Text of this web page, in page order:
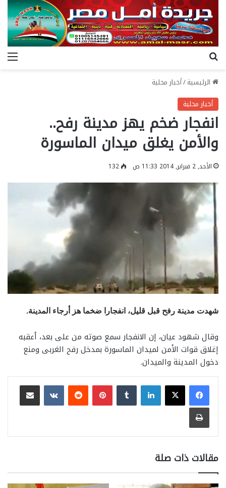
الرئيسية/أخبار محلية
أخبار محلية
انفجار ضخم يهز مدينة رفح..
والأمن يغلق ميدان الماسورة
الأحد, 2 فبراير, 2014 11:33 ص 132
شهدت مدينة رفح قبل قليل، انفجارا ضخما هز أرجاء المدينة.
وقال شهود عيان، إن الانفجار سمع صوته من على بعد، أعقبه
إغلاق قوات الأمن لميدان الماسورة بمدخل رفح الغربى ومنع
دخول المدينة والميدان.
لينكدإن بينتيريست
مشاركة عبر البريد
طباعة
مقالات ذات صلة